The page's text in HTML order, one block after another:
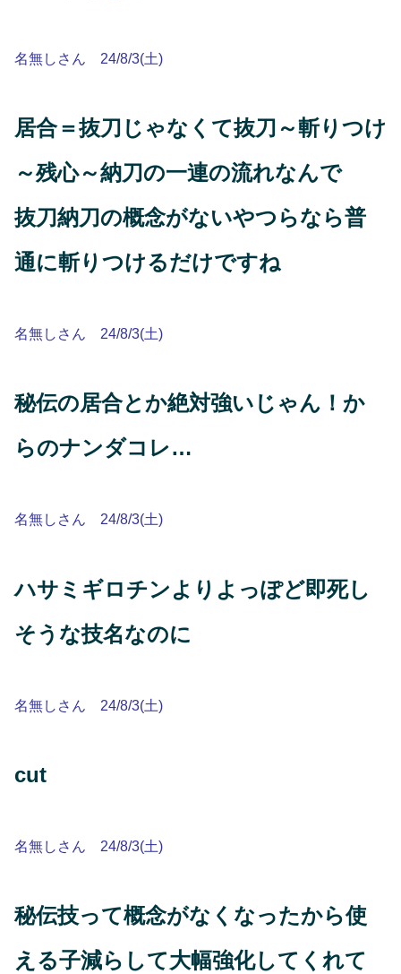
名無しさん 24/8/3(土)
居合＝抜刀じゃなくて抜刀～斬りつけ
～残心～納刀の一連の流れなんで
抜刀納刀の概念がないやつらなら普
通に斬りつけるだけですね
名無しさん 24/8/3(土)
秘伝の居合とか絶対強いじゃん！か
らのナンダコレ…
名無しさん 24/8/3(土)
ハサミギロチンよりよっぽど即死し
そうな技名なのに
名無しさん 24/8/3(土)
cut
名無しさん 24/8/3(土)
秘伝技って概念がなくなったから使
える子減らして大幅強化してくれて